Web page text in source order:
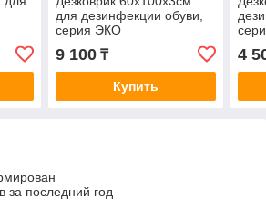
для дезинфекции обуви,
серия ЭКО
9 100₸
Купить
4
за последний год